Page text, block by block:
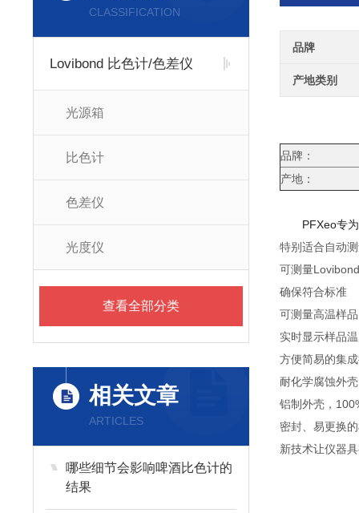
CLASSIFICATION
Lovibond 比色计/色差仪
光源箱
比色计
色差仪
光度仪
查看全部分类
相关文章
ARTICLES
哪些细节会影响啤酒比色计的
结果
品牌
产地类别
品牌：
产地：
PFXeo专为
特别适合自动
可测量
确保符合标准
可测量高温样
实时显示样品
方便简易的集
耐化学腐蚀外
铝制外壳，
密封、易更换
新技术让仪器